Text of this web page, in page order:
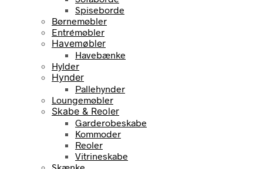
Spiseborde
Børnemøbler
Entrémøbler
Havemøbler
Havebænke
Hylder
Hynder
Pallehynder
Loungemøbler
Skabe & Reoler
Garderobeskabe
Kommoder
Reoler
Vitrineskabe
Skænke